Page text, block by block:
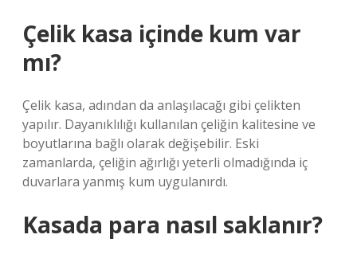
Çelik kasa içinde kum var
mı?
Çelik kasa, adından da anlaşılacağı gibi çelikten
yapılır. Dayanıklılığı kullanılan çeliğin kalitesine ve
boyutlarına bağlı olarak değişebilir. Eski
zamanlarda, çeliğin ağırlığı yeterli olmadığında iç
duvarlara yanmış kum uygulanırdı.
Kasada para nasıl saklanır?